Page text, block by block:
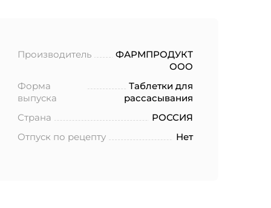
Производитель
ФАРМПРОДУКТ
ООО
Форма
выпуска
Таблетки для
рассасывания
Страна
РОССИЯ
Отпуск по рецепту
Нет